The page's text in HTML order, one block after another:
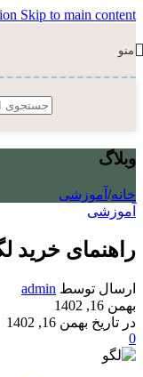
Skip to main content
منو
وبلاگ
خانه/آموزشی
آموزشی
راهنمای خرید
ارسال توسط admin
بهمن 16, 1402
در تاریخ بهمن 16, 1402
0